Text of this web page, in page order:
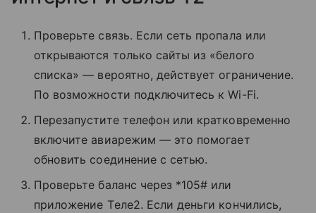
Проверьте связь. Если сеть пропала или
открываются только сайты из «белого
списка» — вероятно, действует ограничение.
По возможности подключитесь к Wi-Fi.
Перезапустите телефон или кратковременно
включите авиарежим — это помогает
обновить соединение с сетью.
Проверьте баланс через *105# или
приложение Tеле2. Если деньги кончились,